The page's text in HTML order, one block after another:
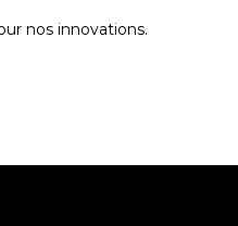
nos innovations.